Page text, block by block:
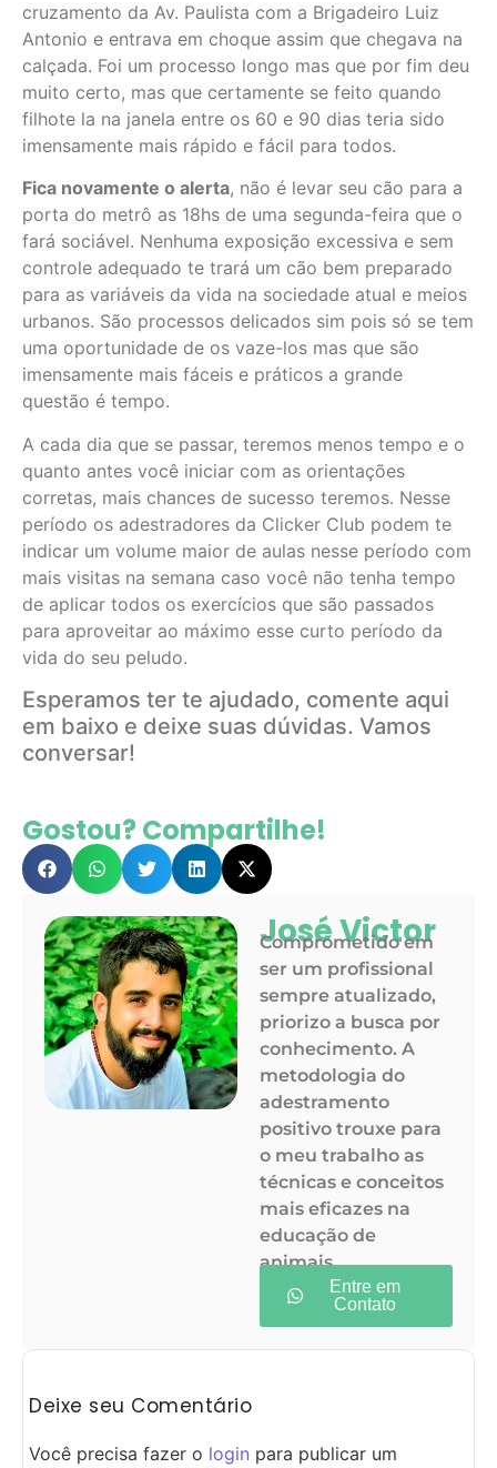
cruzamento da Av. Paulista com a Brigadeiro Luiz
Antonio e entrava em choque assim que chegava na
calçada. Foi um processo longo mas que por fim deu
muito certo, mas que certamente se feito quando
filhote la na janela entre os 60 e 90 dias teria sido
imensamente mais rápido e fácil para todos.
Fica novamente o alerta, não é levar seu cão para a
porta do metrô as 18hs de uma segunda-feira que o
fará sociável. Nenhuma exposição excessiva e sem
controle adequado te trará um cão bem preparado
para as variáveis da vida na sociedade atual e meios
urbanos. São processos delicados sim pois só se tem
uma oportunidade de os vaze-los mas que são
imensamente mais fáceis e práticos a grande
questão é tempo.
A cada dia que se passar, teremos menos tempo e o
quanto antes você iniciar com as orientações
corretas, mais chances de sucesso teremos. Nesse
período os adestradores da Clicker Club podem te
indicar um volume maior de aulas nesse período com
mais visitas na semana caso você não tenha tempo
de aplicar todos os exercícios que são passados
para aproveitar ao máximo esse curto período da
vida do seu peludo.
Esperamos ter te ajudado, comente aqui
em baixo e deixe suas dúvidas. Vamos
conversar!
Gostou? Compartilhe!
José Victor
Comprometido em
ser um profissional
sempre atualizado,
priorizo a busca por
conhecimento. A
metodologia do
adestramento
positivo trouxe para
o meu trabalho as
técnicas e conceitos
mais eficazes na
educação de
animais.
Entre em
Contato
Deixe seu Comentário
Você precisa fazer o login para publicar um